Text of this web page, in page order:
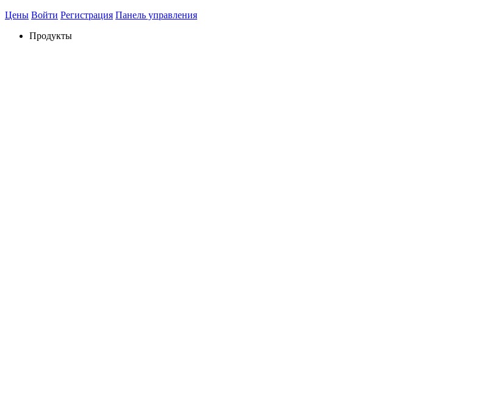
Цены Войти Регистрация Панель управления
Продукты